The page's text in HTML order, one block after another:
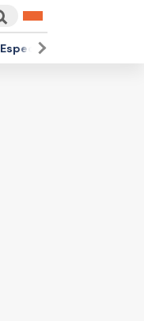
Espectáculos